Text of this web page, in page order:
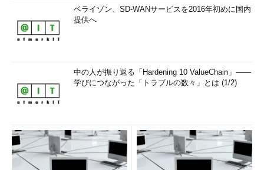
ベライゾン、SD-WANサービスを2016年初めに国内
提供へ
中の人が振り返る「Hardening 10 ValueChain」――
学びにつながった「トラブルの数々」とは (1/2)